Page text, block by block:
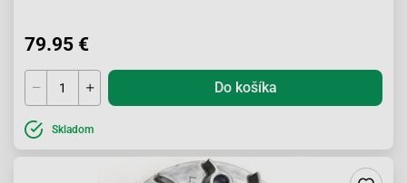
79.95 €
Do košíka
Skladom